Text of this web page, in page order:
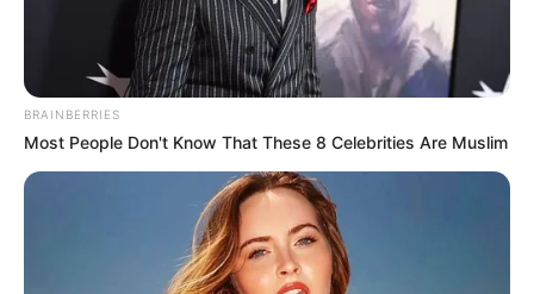
BRAINBERRIES
Most People Don't Know That These 8 Celebrities Are Muslim